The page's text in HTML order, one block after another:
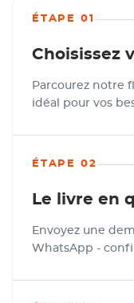
ÉTAPE 01
Choisissez
Parcourez notre
idéal pour vos
ÉTAPE 02
Le livre en
Envoyez une
WhatsApp -